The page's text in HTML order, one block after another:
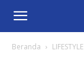
Beranda LIFESTYLE